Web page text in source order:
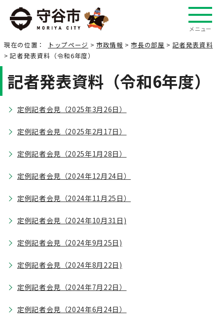
メニュー
現在の位置： トップページ > 市政情報 >市長の部屋 > 記者発表資料
> 記者発表資料（令和6年度）
記者発表資料（令和6年度）
定例記者会見（2025年3月26日）
定例記者会見（2025年2月17日）
定例記者会見（2025年1月28日）
定例記者会見（2024年12月24日）
定例記者会見（2024年11月25日）
定例記者会見（2024年10月31日)
定例記者会見（2024年9月25日)
定例記者会見（2024年8月22日)
定例記者会見（2024年7月22日）
定例記者会見（2024年6月24日）